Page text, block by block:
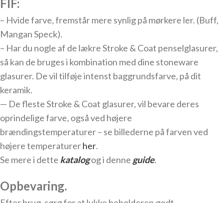
FIF:
– Hvide farve, fremstår mere synlig på mørkere ler. (Buff,
Mangan Speck).
– Har du nogle af de lækre Stroke & Coat penselglasurer,
så kan de bruges i kombination med dine stoneware
glasurer. De vil tilføje intenst baggrundsfarve, på dit
keramik.
— De fleste Stroke & Coat glasurer, vil bevare deres
oprindelige farve, også ved højere
brændingstemperaturer – se billederne på farven ved
højere temperaturerher.
Se mere i dette katalogog i denneguide.
Opbevaring.